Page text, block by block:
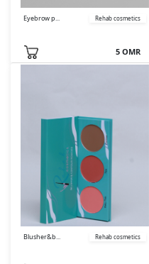
Rehab cosmetics
Eyebrow p...
5 OMR
Rehab cosmetics
Blusher&b...